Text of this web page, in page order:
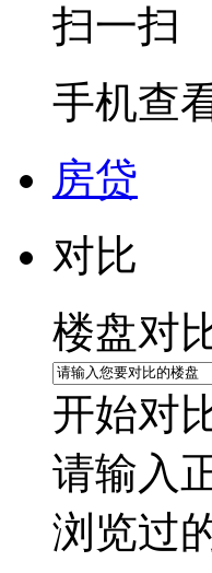
扫一扫
手机查
房贷
对比
楼盘对
开始对
请输入
浏览过